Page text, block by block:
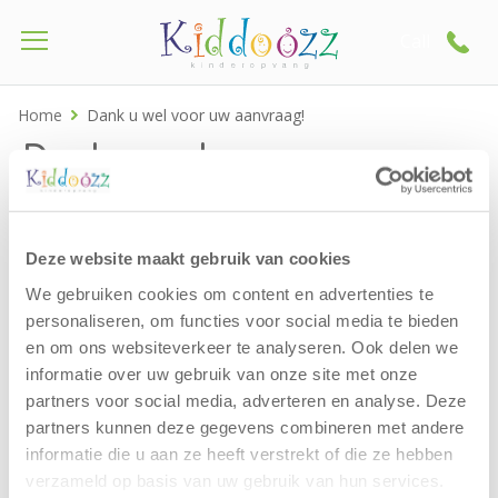
Deze website maakt gebruik van cookies
We gebruiken cookies om content en advertenties te
personaliseren, om functies voor social media te bieden
en om ons websiteverkeer te analyseren. Ook delen we
informatie over uw gebruik van onze site met onze
partners voor social media, adverteren en analyse. Deze
partners kunnen deze gegevens combineren met andere
informatie die u aan ze heeft verstrekt of die ze hebben
verzameld op basis van uw gebruik van hun services.
Home Dank u wel voor uw aanvraag!
Dank u wel voor uw
aanvraag!
Kinderdagverblijf Vossa Nova. We hebben uw
aanvraag in goede orde ontvangen en de
Teammanager (Isra Karagoz) dan wel de
Teamcoördinator (Anneke van Huis) van deze locatie,
zal binnen één werkdag contact met u opnemen.
Wij wensen u een fijne dag!